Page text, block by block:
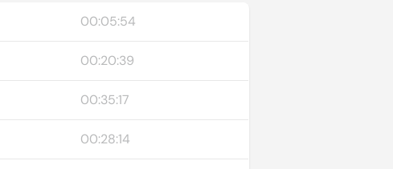
00:05:54
00:20:39
00:35:17
00:28:14